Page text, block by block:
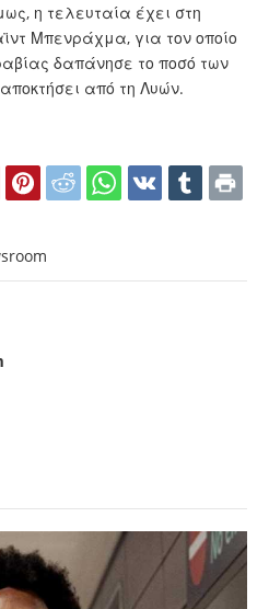
η τελευταία έχει στη
Μπενράχμα, για τον οποίο
δαπάνησε το ποσό των
από τη Λυών.